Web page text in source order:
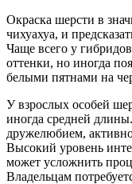
Окраска шерсти в
чихуахуа, и
Чаще всего у
оттенки, но иногда
белыми пятнами на
У взрослых особей
иногда средней
дружелюбием,
Высокий уровень
может усложнить
Владельцам